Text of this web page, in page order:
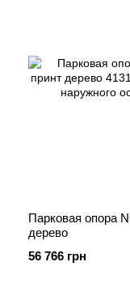
Парковая опора
дерево
56 766 грн